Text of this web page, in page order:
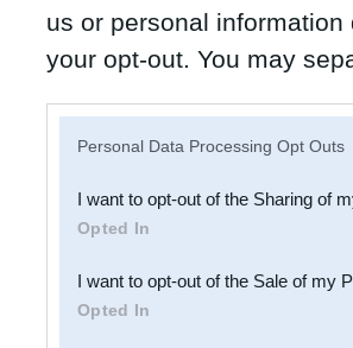
us or personal
your opt-out. You may
Downstream Participants
third parties.
Personal Data Processing Opt Outs
I want to opt-out of the Sharing of
Opted In
I want to opt-out of the Sale of my
Opted In